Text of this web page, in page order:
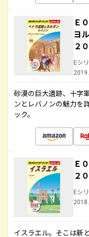
Ｅ
ヨ
２０
Eシ
砂漠の巨大遺跡、十字
ンとレバノンの魅力を
ック。
Ｅ
２
Eシ
イスラエル。そこは新